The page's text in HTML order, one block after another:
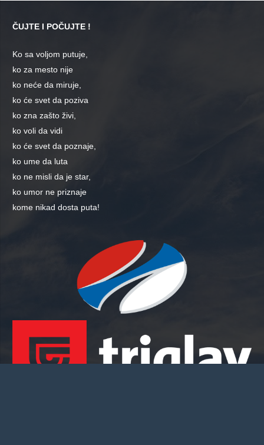
ČUJTE I POČUJTE !
Ko sa voljom putuje,
ko za mesto nije
ko neće da miruje,
ko će svet da poziva
ko zna zašto živi,
ko voli da vidi
ko će svet da poznaje,
ko ume da luta
ko ne misli da je star,
ko umor ne priznaje
kome nikad dosta puta!